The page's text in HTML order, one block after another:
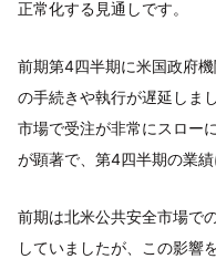
正常化する見通しです。
前期第4四半期に米国政府
の手続きや執行が遅延しま
市場で受注が非常にスロー
が顕著で、第4四半期の業績
前期は北米公共安全市場で
していましたが、この影響